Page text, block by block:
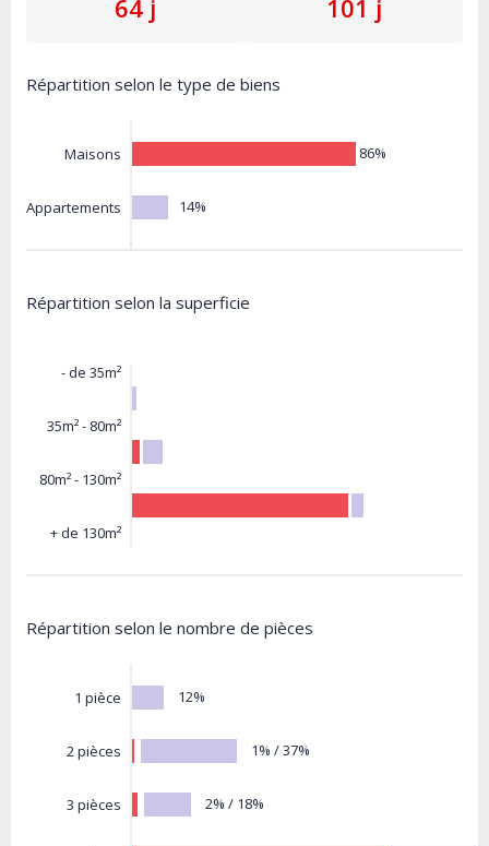
64 j 101 j
Répartition selon le type de biens
Maisons
Appartements
86%
14%
Répartition selon la superficie
- de 35m²
35m² - 80m²
80m² - 130m²
+ de 130m²
Répartition selon le nombre de pièces
1 pièce
2 pièces
3 pièces
12%
1% / 37%
2% / 18%